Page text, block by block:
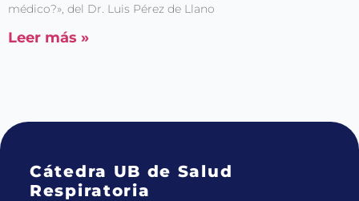
médico?», del Dr. Luis Pérez de Llano
Leer más »
Cátedra UB de Salud
Respiratoria